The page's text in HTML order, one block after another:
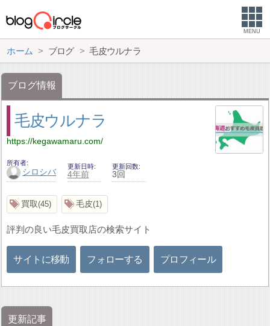
MENU
ホーム ブログ 毛皮ウルナラ
ブログ情報
毛皮ウルナラ
https://kegawamaru.com/
所有者
シロシバ
更新日時
4年前
更新回数
3回
買取 45 毛皮 1
評判の良い毛皮買取店の検索サイト
サイトに移動 フォローする プロフィール
更新記事